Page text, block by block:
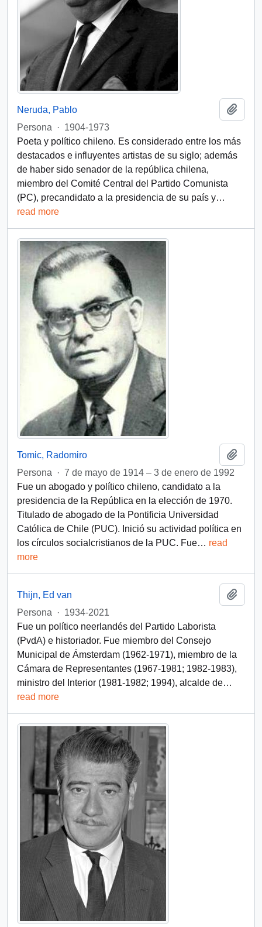
Neruda, Pablo
Persona
· 1904-1973
Poeta y político chileno. Es considerado entre los más
destacados e influyentes artistas de su siglo; además
de haber sido senador de la república chilena,
miembro del Comité Central del Partido Comunista
(PC), precandidato a la presidencia de su país y…
read more
Tomic, Radomiro
Persona
· 7 de mayo de 1914 – 3 de enero de 1992
Fue un abogado y político chileno, candidato a la
presidencia de la República en la elección de 1970.
Titulado de abogado de la Pontificia Universidad
Católica de Chile (PUC). Inició su actividad política en
los círculos socialcristianos de la PUC. Fue… read
more
Thijn, Ed van
Persona
· 1934-2021
Fue un político neerlandés del Partido Laborista
(PvdA) e historiador. Fue miembro del Consejo
Municipal de Ámsterdam (1962-1971), miembro de la
Cámara de Representantes (1967-1981; 1982-1983),
ministro del Interior (1981-1982; 1994), alcalde de…
read more